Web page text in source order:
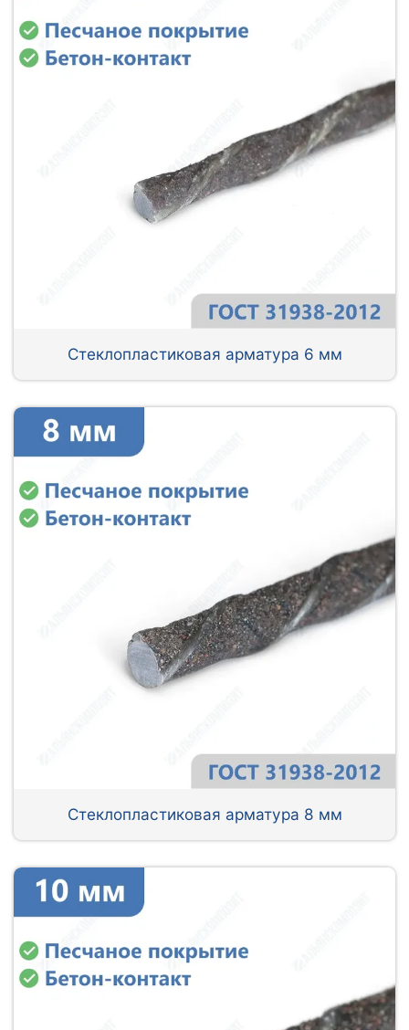
Стеклопластиковая арматура 6 мм
Стеклопластиковая арматура 8 мм